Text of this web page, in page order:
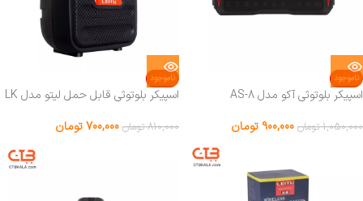
ناموجود
اسپیکر بلوتوثی آکو مدل AS-8
1,050,000 تومان 900,000 تومان
ناموجود
اسپیکر بلوتوثی قابل حمل لیتو مدل LK
810,000 تومان 700,000تومان